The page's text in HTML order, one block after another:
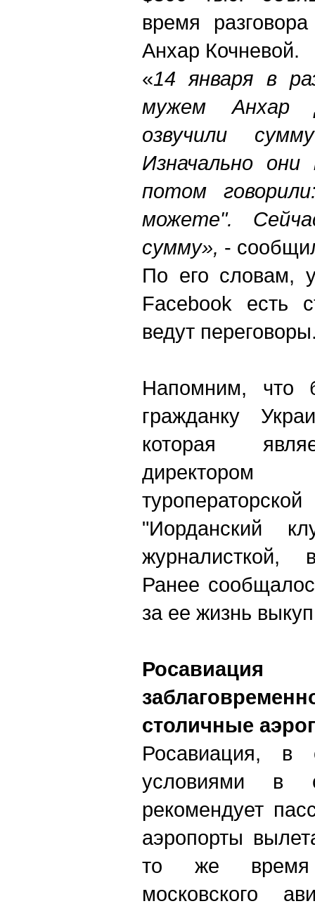
время
Анхар Кочневой.
«14 января в
мужем Анхар
озвучили
Изначально
потом
можете".
сумму», -
По его словам,
Facebook есть
ведут
Напомним, что
гражданку
которая
"Иорданский
журналисткой,
Ранее
за ее жизнь
столичные
Росавиация, в
условиями в
рекомендует
аэропорты
то же время
московского